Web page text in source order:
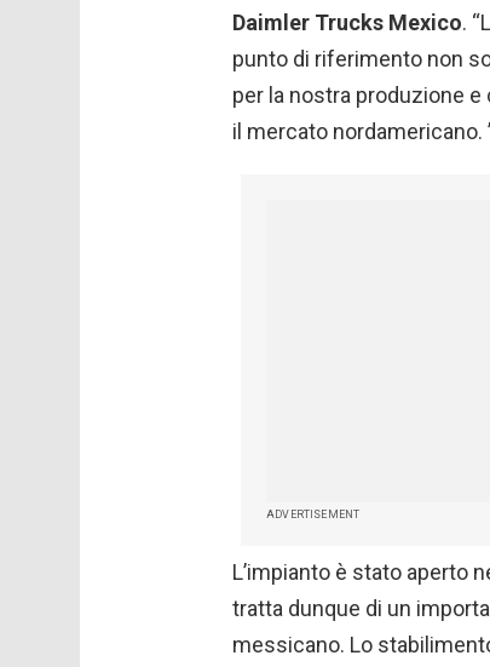
Daimler Trucks Mexico.
punto di riferimento non
per la nostra produzione
il mercato nordamericano.
ADVERTISEMENT
L’impianto è stato aperto
tratta dunque di un
messicano. Lo